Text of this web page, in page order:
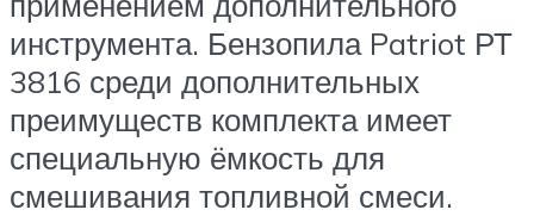
инструмента. Бензопила Patriot РТ
3816 среди дополнительных
преимуществ комплекта имеет
специальную ёмкость для
смешивания топливной смеси.